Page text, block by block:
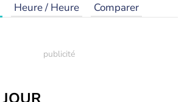
Heure / Heure Comparer